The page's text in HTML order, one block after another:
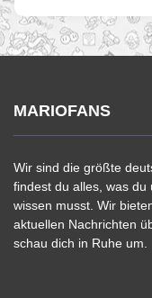
MARIOFANS
Wir sind die größte
findest du alles, was
wissen musst. Wir
aktuellen Nachrichten
schau dich in Ruhe um.